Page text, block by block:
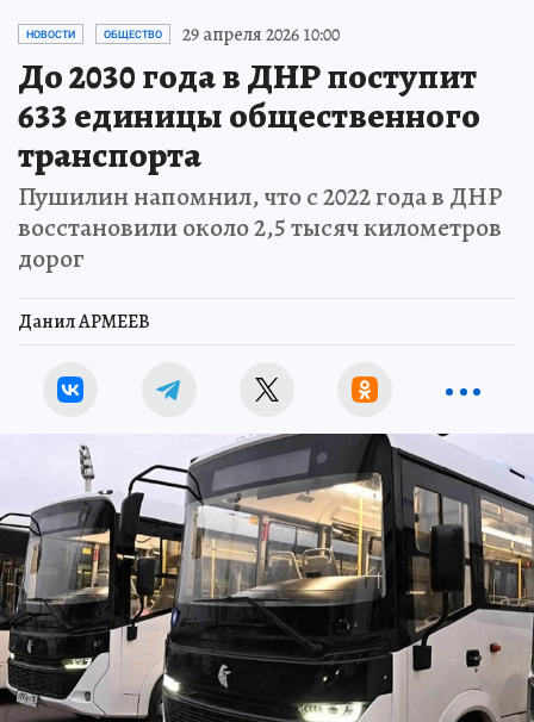
НОВОСТИ ОБЩЕСТВО 29 апреля 2026 10:00
До 2030 года в ДНР поступит
633 единицы общественного
транспорта
Пушилин напомнил, что с 2022 года в ДНР
восстановили около 2,5 тысяч километров
дорог
Данил АРМЕЕВ